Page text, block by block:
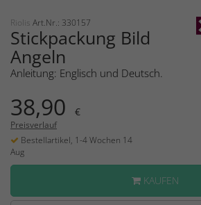
Riolis Art.Nr.: 330157
Stickpackung Bild
Angeln
Anleitung: Englisch und Deutsch.
38,90 €
Preisverlauf
Bestellartikel, 1-4 Wochen 14
Aug
KAUFEN